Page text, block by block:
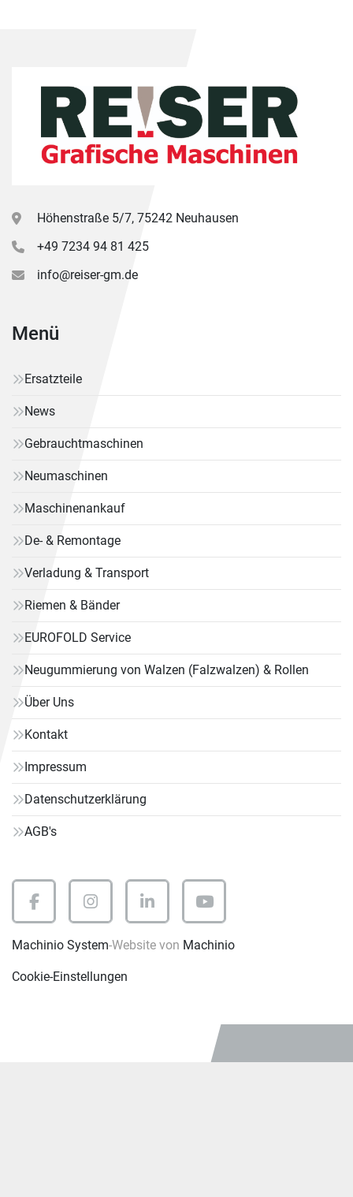
Höhenstraße 5/7, 75242 Neuhausen
+49 7234 94 81 425
info@reiser-gm.de
Menü
Ersatzteile
News
Gebrauchtmaschinen
Neumaschinen
Maschinenankauf
De- & Remontage
Verladung & Transport
Riemen & Bänder
EUROFOLD Service
Neugummierung von Walzen (Falzwalzen) & Rollen
Über Uns
Kontakt
Impressum
Datenschutzerklärung
AGB's
facebookinstagramlinkedinyoutube
Machinio System-Website von Machinio
Cookie-Einstellungen